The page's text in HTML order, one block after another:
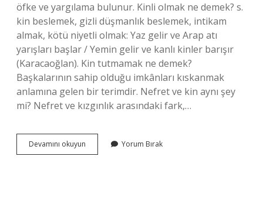
öfke ve yargılama bulunur. Kinli olmak ne demek? s.
kin beslemek, gizli düşmanlık beslemek, intikam
almak, kötü niyetli olmak: Yaz gelir ve Arap atı
yarışları başlar / Yemin gelir ve kanlı kinler barışır
(Karacaoğlan). Kin tutmamak ne demek?
Başkalarının sahip olduğu imkânları kıskanmak
anlamına gelen bir terimdir. Nefret ve kin aynı şey
mi? Nefret ve kızgınlık arasındaki fark,…
Devamını okuyun
Gütmek
Yorum Bırak